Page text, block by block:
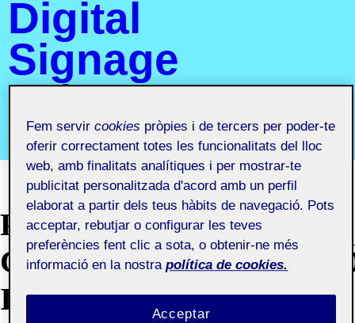
Digital
Signage
aula 1
Projecte III. Senyalística i Digital Signage aula 1
PAC2
I ESTRATÈGIA
Fem servircookies pròpies i de tercers per poder-te
oferir correctament totes les funcionalitats del lloc
web, amb finalitats analítiques i per mostrar-te
publicitat personalitzada d'acord amb un perfil
elaborat a partir dels teus hàbits de navegació. Pots
acceptar, rebutjar o configurar les teves
preferències fent clic a sota, o obtenir-ne més
informació en la nostra política de cookies.
Acceptar